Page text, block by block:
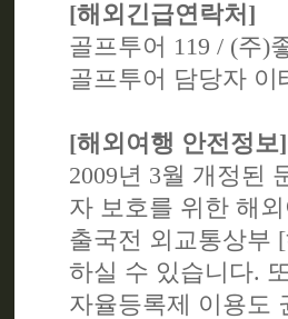
[해외긴급연락처]
골프투어 119 / (주)
골프투어 담당자 이
[해외여행 안전정보]
2009년 3월 개정된
자 보호를 위한 해
출국전 외교통상부
하실 수 있습니다.
자율등록제 이용도